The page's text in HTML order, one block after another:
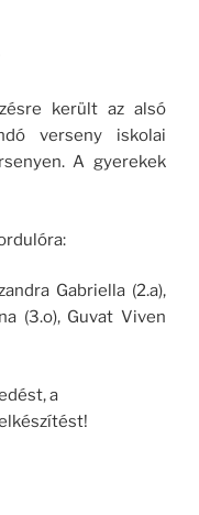
került az alsó
verseny iskolai
A gyerekek
Gabriella (2.a),
(3.o), Guvat Viven
a